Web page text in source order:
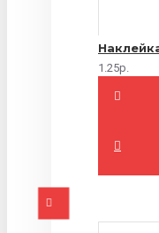
1.25р.